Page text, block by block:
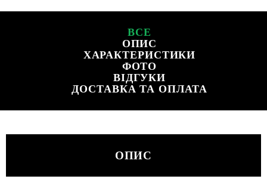
ВСЕ
ОПИС
ХАРАКТЕРИСТИКИ
ФОТО
ВІДГУКИ
ДОСТАВКА ТА ОПЛАТА
ОПИС